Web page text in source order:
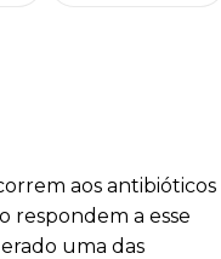
aos antibióticos
respondem a esse
uma das